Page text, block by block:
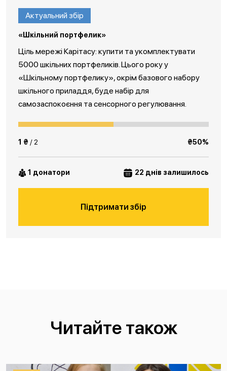
Актуальний збір
«Шкільний портфелик»
Ціль мережі Карітасу: купити та укомплектувати
5000 шкільних портфеликів. Цього року у
«Шкільному портфелику», окрім базового набору
шкільного приладдя, буде набір для
самозаспокоєння та сенсорного регулювання.
1 ₴ / 2 ₴50%
1 донатори 22 днів залишилось
Підтримати збір
Читайте також